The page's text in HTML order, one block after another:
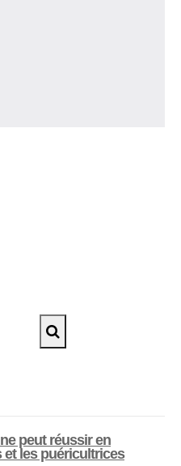
peut réussir en
les puéricultrices